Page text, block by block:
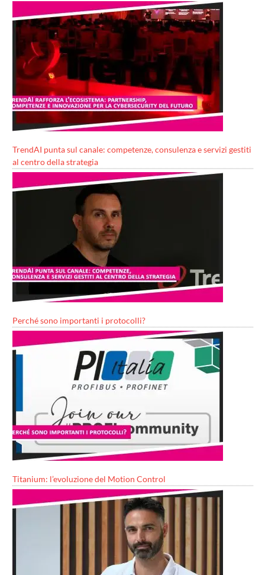
TrendAI punta sul canale: competenze, consulenza e servizi gestiti
al centro della strategia
Perché sono importanti i protocolli?
Titanium: l’evoluzione del Motion Control